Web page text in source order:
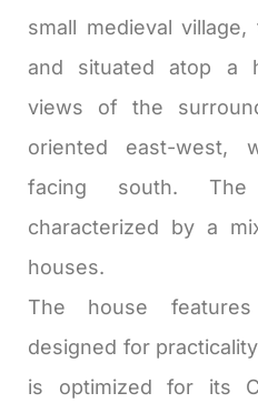
small medieval
and situated atop a
views of the
oriented east-west,
facing south.
characterized by a
houses.
The house
designed for
is optimized for its